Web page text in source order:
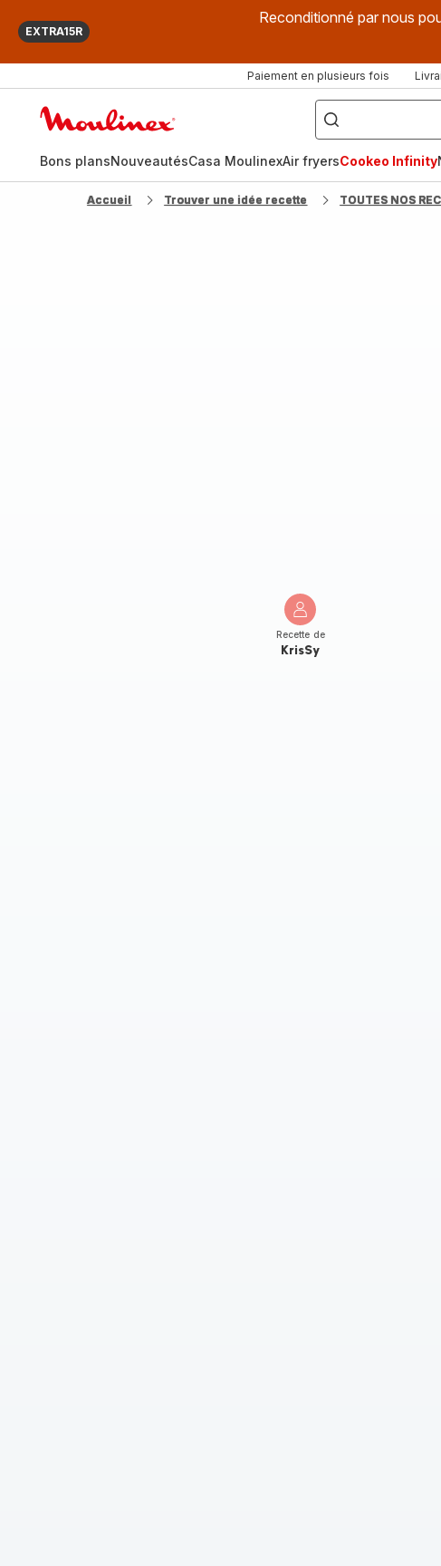
EXTRA15R
Reconditionné par nous
Paiement en plusieurs fois
["Que
recherchez-
vous
?",
fryer",
"Companion"]
Bons plansNouveautésCasa MoulinexAir fryersCookeo Infinity
Accueil Trouver une idée recette TOUTES NOS
Recette de
KrisSy